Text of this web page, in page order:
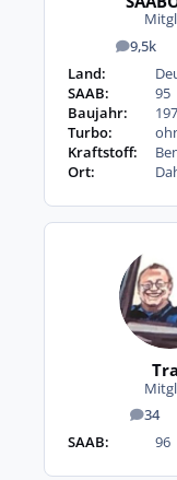
9,5k
Land:
SAAB:
95
Baujahr:
Turbo:
Kraftstoff:
Ort:
34
SAAB:
96